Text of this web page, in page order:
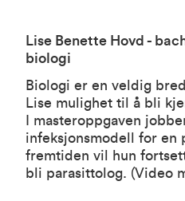
Lise Benette Hovd -
biologi
Biologi er en veldig
Lise mulighet til å bli
I masteroppgaven
infeksjonsmodell for en
fremtiden vil hun
bli parasittolog. (Video